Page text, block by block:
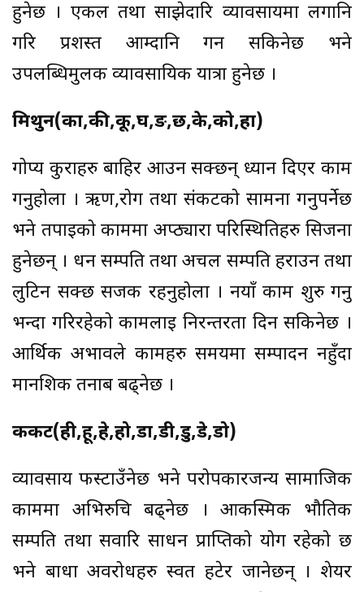
हुनेछ । एकल तथा साझेदारि व्यावसायमा लगानि
गरि प्रशस्त आम्दानि गर्न सकिनेछ भने
उपलब्धिमुलक व्यावसायिक यात्रा हुनेछ ।
मिथुन(का,की,कू,घ,ङ,छ,के,को,हा)
गोप्य कुराहरु बाहिर आउन सक्छन् ध्यान दिएर काम
गर्नुहोला । ऋण,रोग तथा संकटको सामना गर्नुपर्नेछ
भने तपाईको काममा अप्ठ्यारा परिस्थितिहरु सिर्जना
हुनेछन् । धन सम्पति तथा अचल सम्पति हराउन तथा
लुटिन सक्छ सजक रहनुहोला । नयाँ काम शुरु गर्नु
भन्दा गरिरहेको कामलाई निरन्तरता दिन सकिनेछ ।
आर्थिक अभावले कामहरु समयमा सम्पादन नहुँदा
मानशिक तनाब बढ्नेछ ।
कर्कट(ही,हू,हे,हो,डा,डी,डु,डे,डो)
व्यावसाय फस्टाउँनेछ भने परोपकारजन्य सामाजिक
काममा अभिरुचि बढ्नेछ । आकस्मिक भौतिक
सम्पति तथा सवारि साधन प्राप्तिको योग रहेको छ
भने बाधा अवरोधहरु स्वत हटेर जानेछन् । शेयर